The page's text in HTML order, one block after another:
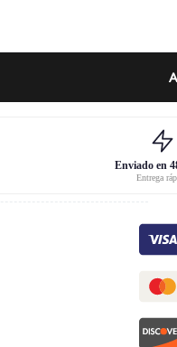
Enviado en
Entrega